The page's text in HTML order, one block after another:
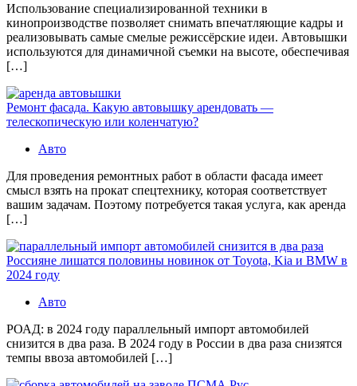
Использование специализированной техники в
кинопроизводстве позволяет снимать впечатляющие кадры и
реализовывать самые смелые режиссёрские идеи. Автовышки
используются для динамичной съемки на высоте, обеспечивая
[…]
Ремонт фасада. Какую автовышку арендовать —
телескопическую или коленчатую?
Авто
Для проведения ремонтных работ в области фасада имеет
смысл взять на прокат спецтехнику, которая соответствует
вашим задачам. Поэтому потребуется такая услуга, как аренда
[…]
Россияне лишатся половины новинок от Toyota, Kia и BMW в
2024 году
Авто
РОАД: в 2024 году параллельный импорт автомобилей
снизится в два раза. В 2024 году в России в два раза снизятся
темпы ввоза автомобилей […]